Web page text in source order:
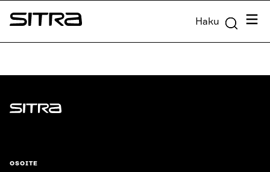
Siirry
suoraan
Sitra Haku
Sitra
OSOITE